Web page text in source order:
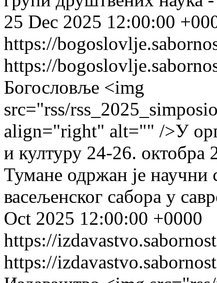
25 Dec 2025 12:00:00
https://
https://
Богословље <img
src="rss/
align="right" alt="" />У
и културу 24-26. октобра
Тумане одржан је научни
васељенског сабора у
Oct 2025 12:00:00 +0000
https://
https://